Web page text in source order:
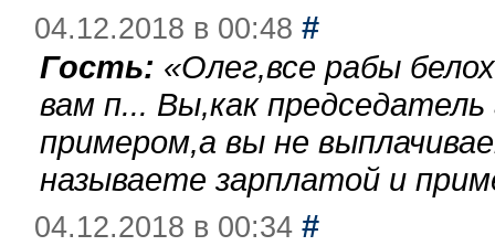
04.12.2018 в 00:48 #
Гость: «Олег,все рабы
вам п... Вы,как
примером,а вы не
называете зарплатой и
04.12.2018 в 00:34 #